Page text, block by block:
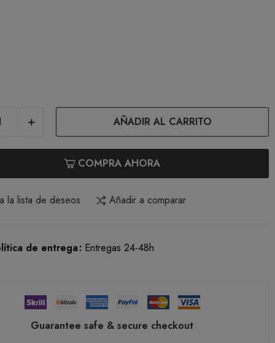
AÑADIR AL CARRITO
COMPRA AHORA
la lista de deseos Añadir a comparar
de entrega Entregas 24-48h
Guarantee safe & secure checkout